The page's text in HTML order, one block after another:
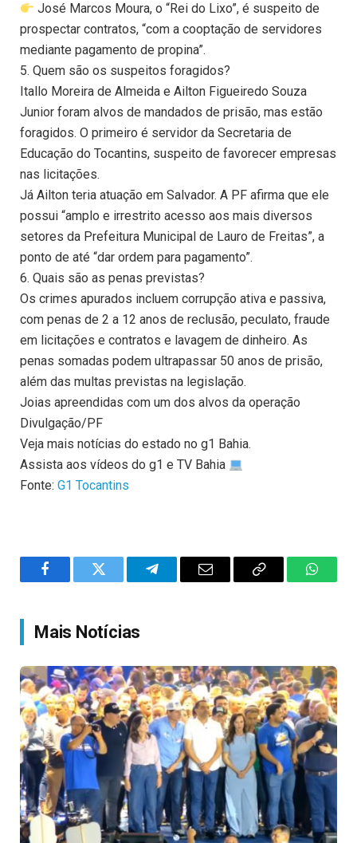
José Marcos Moura, o “Rei do Lixo”, é suspeito de
prospectar contratos, “com a cooptação de servidores
mediante pagamento de propina”.
5. Quem são os suspeitos foragidos?
Itallo Moreira de Almeida e Ailton Figueiredo Souza
Junior foram alvos de mandados de prisão, mas estão
foragidos. O primeiro é servidor da Secretaria de
Educação do Tocantins, suspeito de favorecer empresas
nas licitações.
Já Ailton teria atuação em Salvador. A PF afirma que ele
possui “amplo e irrestrito acesso aos mais diversos
setores da Prefeitura Municipal de Lauro de Freitas”, a
ponto de até “dar ordem para pagamento”.
6. Quais são as penas previstas?
Os crimes apurados incluem corrupção ativa e passiva,
com penas de 2 a 12 anos de reclusão, peculato, fraude
em licitações e contratos e lavagem de dinheiro. As
penas somadas podem ultrapassar 50 anos de prisão,
além das multas previstas na legislação.
Joias apreendidas com um dos alvos da operação
Divulgação/PF
Veja mais notícias do estado no g1 Bahia.
Assista aos vídeos do g1 e TV Bahia
Fonte: G1 Tocantins
FacebookTwitter TelegramEmail
Copy
Mais Notícias